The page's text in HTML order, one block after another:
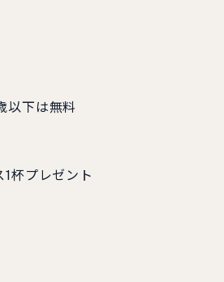
下は無料
杯プレゼント